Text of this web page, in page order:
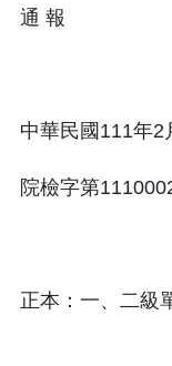
通 報
中華民國111年2
院檢字第
正本：一、二級